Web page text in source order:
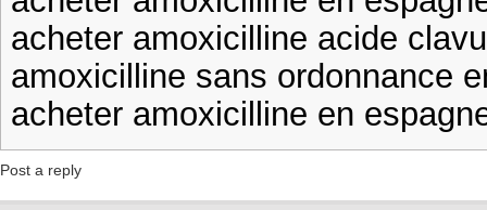
acheter amoxicilline acide
amoxicilline sans ordonnance
acheter amoxicilline en
Post a reply